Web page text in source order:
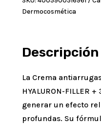
+3xEffect
FPS30
Dermocosmética
Descripción
La Crema
HYALURON-FILLER
generar un efecto
profundas. Su